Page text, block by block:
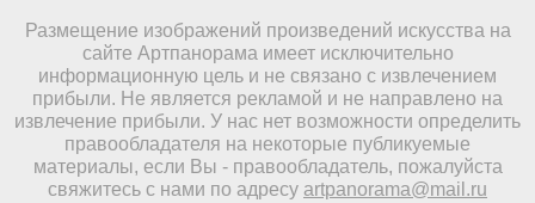
Размещение изображений произведений искусства на
сайте Артпанорама имеет исключительно
информационную цель и не связано с извлечением
прибыли. Не является рекламой и не направлено на
извлечение прибыли. У нас нет возможности определить
правообладателя на некоторые публикуемые
материалы, если Вы - правообладатель, пожалуйста
свяжитесь с нами по адресу artpanorama@mail.ru